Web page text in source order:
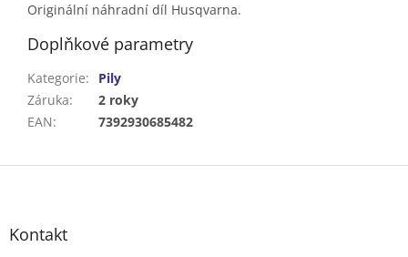
Originální náhradní díl Husqvarna.
Doplňkové parametry
Kategorie:
Pily
Záruka:
2 roky
EAN: 7392930685482
Z
Kontakt